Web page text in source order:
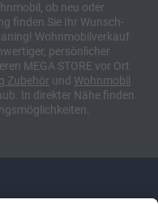
ob neu oder
finden Sie Ihr Wunsch-
Wohnmobilverkauf
persönlicher
MEGA STORE vor Ort
Zubehör und Wohnmobil
In direkter Nähe finden